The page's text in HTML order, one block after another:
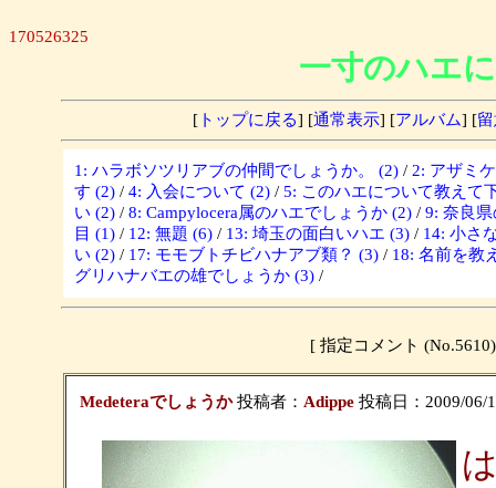
170526325
一寸のハエ
[トップに戻る] [通常表示] [アルバム] [
1: ハラボソツリアブの仲間でしょうか。 (2) / 2: アザミ
す (2) / 4: 入会について (2) / 5: このハエについて教えて
い (2) / 8: Campylocera属のハエでしょうか (2) / 9: 奈良
目 (1) / 12: 無題 (6) / 13: 埼玉の面白いハエ (3) / 14: 小さ
い (2) / 17: モモブトチビハナアブ類？ (3) / 18: 名前を教
グリハナバエの雄でしょうか (3) /
[ 指定コメント
Medeteraでしょうか投稿者： Adippe投稿日：2009/06/